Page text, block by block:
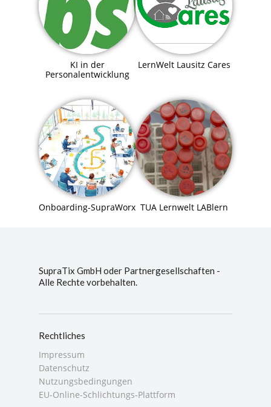
KI in der
Personalentwicklung
LernWelt Lausitz Cares
Onboarding-SupraWorx TUA Lernwelt LABlern
SupraTix GmbH oder Partnergesellschaften -
Alle Rechte vorbehalten.
Rechtliches
Impressum
Datenschutz
Nutzungsbedingungen
EU-Online-Schlichtungs-Plattform